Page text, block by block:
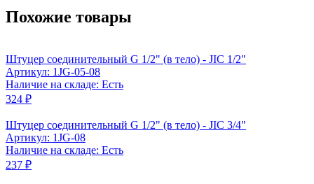
Похожие товары
Штуцер соединительный G 1/2" (в тело) - JIC 1/2"
Артикул: 1JG-05-08
Наличие на складе: Есть
324 ₽
Штуцер соединительный G 1/2" (в тело) - JIC 3/4"
Артикул: 1JG-08
Наличие на складе: Есть
237 ₽